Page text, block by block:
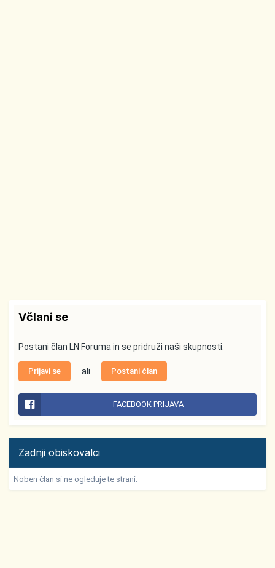
Včlani se
Postani član LN Foruma in se pridruži naši skupnosti.
Prijavi se ali Postani član
FACEBOOK PRIJAVA
Zadnji obiskovalci
Noben član si ne ogleduje te strani.